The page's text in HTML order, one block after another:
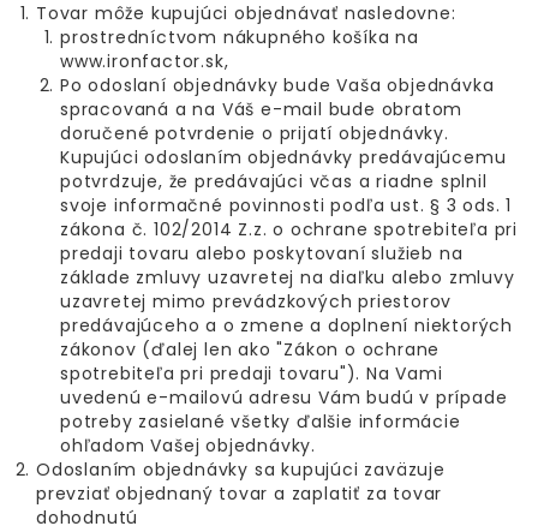
Tovar môže kupujúci objednávať nasledovne:
prostredníctvom nákupného košíka na
www.ironfactor.sk,
Po odoslaní objednávky bude Vaša objednávka
spracovaná a na Váš e-mail bude obratom
doručené potvrdenie o prijatí objednávky.
Kupujúci odoslaním objednávky predávajúcemu
potvrdzuje, že predávajúci včas a riadne splnil
svoje informačné povinnosti podľa ust. § 3 ods. 1
zákona č. 102/2014 Z.z. o ochrane spotrebiteľa pri
predaji tovaru alebo poskytovaní služieb na
základe zmluvy uzavretej na diaľku alebo zmluvy
uzavretej mimo prevádzkových priestorov
predávajúceho a o zmene a doplnení niektorých
zákonov (ďalej len ako "Zákon o ochrane
spotrebiteľa pri predaji tovaru"). Na Vami
uvedenú e-mailovú adresu Vám budú v prípade
potreby zasielané všetky ďalšie informácie
ohľadom Vašej objednávky.
Odoslaním objednávky sa kupujúci zaväzuje
prevziať objednaný tovar a zaplatiť za tovar
dohodnutú